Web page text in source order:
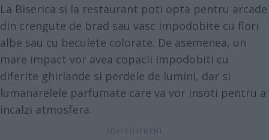
La Biserica si la restaurant poti opta pentru arcade
din crengute de brad sau vasc impodobite cu flori
albe sau cu beculete colorate. De asemenea, un
mare impact vor avea copacii impodobiti cu
diferite ghirlande si perdele de lumini, dar si
lumanarelele parfumate care va vor insoti pentru a
incalzi atmosfera.